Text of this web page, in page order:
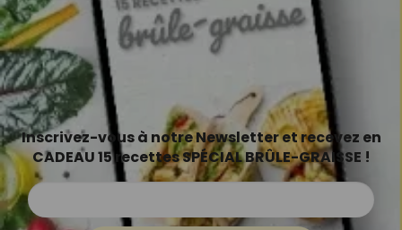
Inscrivez-vous à notre Newsletter et recevez en
CADEAU 15 recettes SPÉCIAL BRÛLE-GRAISSE !